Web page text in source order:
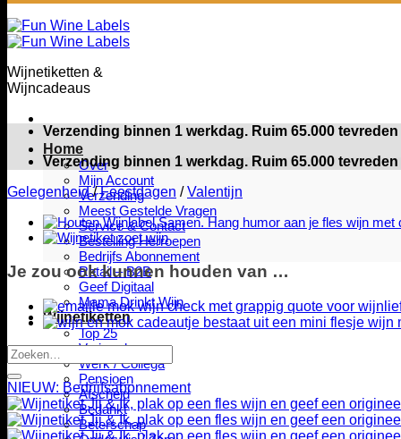
Wijnetiketten &
Wijncadeaus
Home
Over
Mijn Account
Verzending
Meest Gestelde Vragen
Service & Contact
Bestelling Herroepen
Bedrijfs Abonnement
Retail – B2B
Geef Digitaal
Mama Drinkt Wijn
Wijnetiketten
Top 25
Verjaardag
Werk / Collega
Pensioen
Afscheid
Bedankt
Beterschap
Verzending binnen 1 werkdag. Ruim 65.000
Verzending binnen 1 werkdag. Ruim 65.000
Gelegenheid / Feestdagen / Valentijn
Je zou ook kunnen houden van …
Zoeken
naar:
NIEUW: Bedrijfsabonnement